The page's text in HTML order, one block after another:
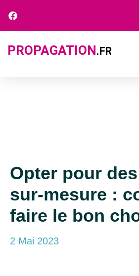
PROPAGATION.FR
Opter pour
sur-mesure :
faire le bon
2 Mai 2023